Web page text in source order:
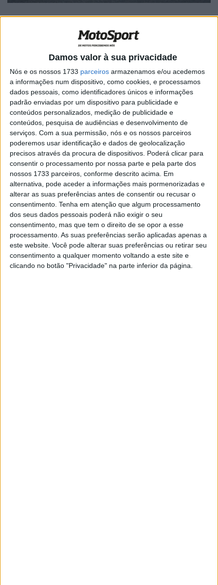
Damos valor à sua privacidade
Nós e os nossos 1733 parceiros armazenamos e/ou acedemos
a informações num dispositivo, como cookies, e processamos
dados pessoais, como identificadores únicos e informações
padrão enviadas por um dispositivo para publicidade e
conteúdos personalizados, medição de publicidade e
conteúdos, pesquisa de audiências e desenvolvimento de
serviços. Com a sua permissão, nós e os nossos parceiros
poderemos usar identificação e dados de geolocalização
precisos através da procura de dispositivos. Poderá clicar para
consentir o processamento por nossa parte e pela parte dos
nossos 1733 parceiros, conforme descrito acima. Em
alternativa, pode aceder a informações mais pormenorizadas e
alterar as suas preferências antes de consentir ou recusar o
consentimento. Tenha em atenção que algum processamento
dos seus dados pessoais poderá não exigir o seu
consentimento, mas que tem o direito de se opor a esse
processamento. As suas preferências serão aplicadas apenas a
este website. Você pode alterar suas preferências ou retirar seu
consentimento a qualquer momento voltando a este site e
clicando no botão "Privacidade" na parte inferior da página.
🔊 Ouvir artigo
Miguel Oliveira foi um dos nomes mais falados na época
passada, no que toca ao mercado de pilotos. O piloto que
venceu mais corridas pela KTM saiu para a RNF Aprilia,
com o português a explicar agora, em entrevista à
Antena 1, os motivos da mudança.
“Não diria que a KTM se portou mal comigo, de todo.
Tínhamos simplesmente maneiras diferentes de pensar.
A reestruturação da equipa foi feita com a vontade de ter
outro piloto ali que não eu. Estas diferenças fizeram com
que nos distanciássemos e não tivéssemos futuro juntos.
Não é que a porta não estivesse aberta, porque eles
queriam que eu ficasse e pilotasse a GASGAS, que é
basicamente uma KTM pintada de vermelho”, disse.
“A ideia era trazer de volta a marca GASGAS e ter um par
de pilotos ibéricos, porque a marca é ibérica. Queriam um